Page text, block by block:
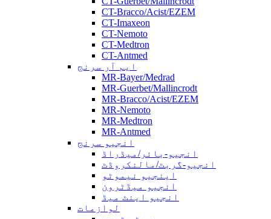
CT-Bracco/Acist/EZEM
CT-Imaxeon
CT-Nemoto
CT-Medtron
CT-Antmed
ایم آر سرنج
MR-Bayer/Medrad
MR-Guerbet/Mallincrodt
MR-Bracco/Acist/EZEM
MR-Nemoto
MR-Medtron
MR-Antmed
انجیو سرنج
انجیو-بائر/میڈراڈ
انجیو-گربٹ/مالنکروڈٹ
اینجیو نیموٹو
انجیو میڈٹرون
انجیو اینٹ میڈ
لوازمات